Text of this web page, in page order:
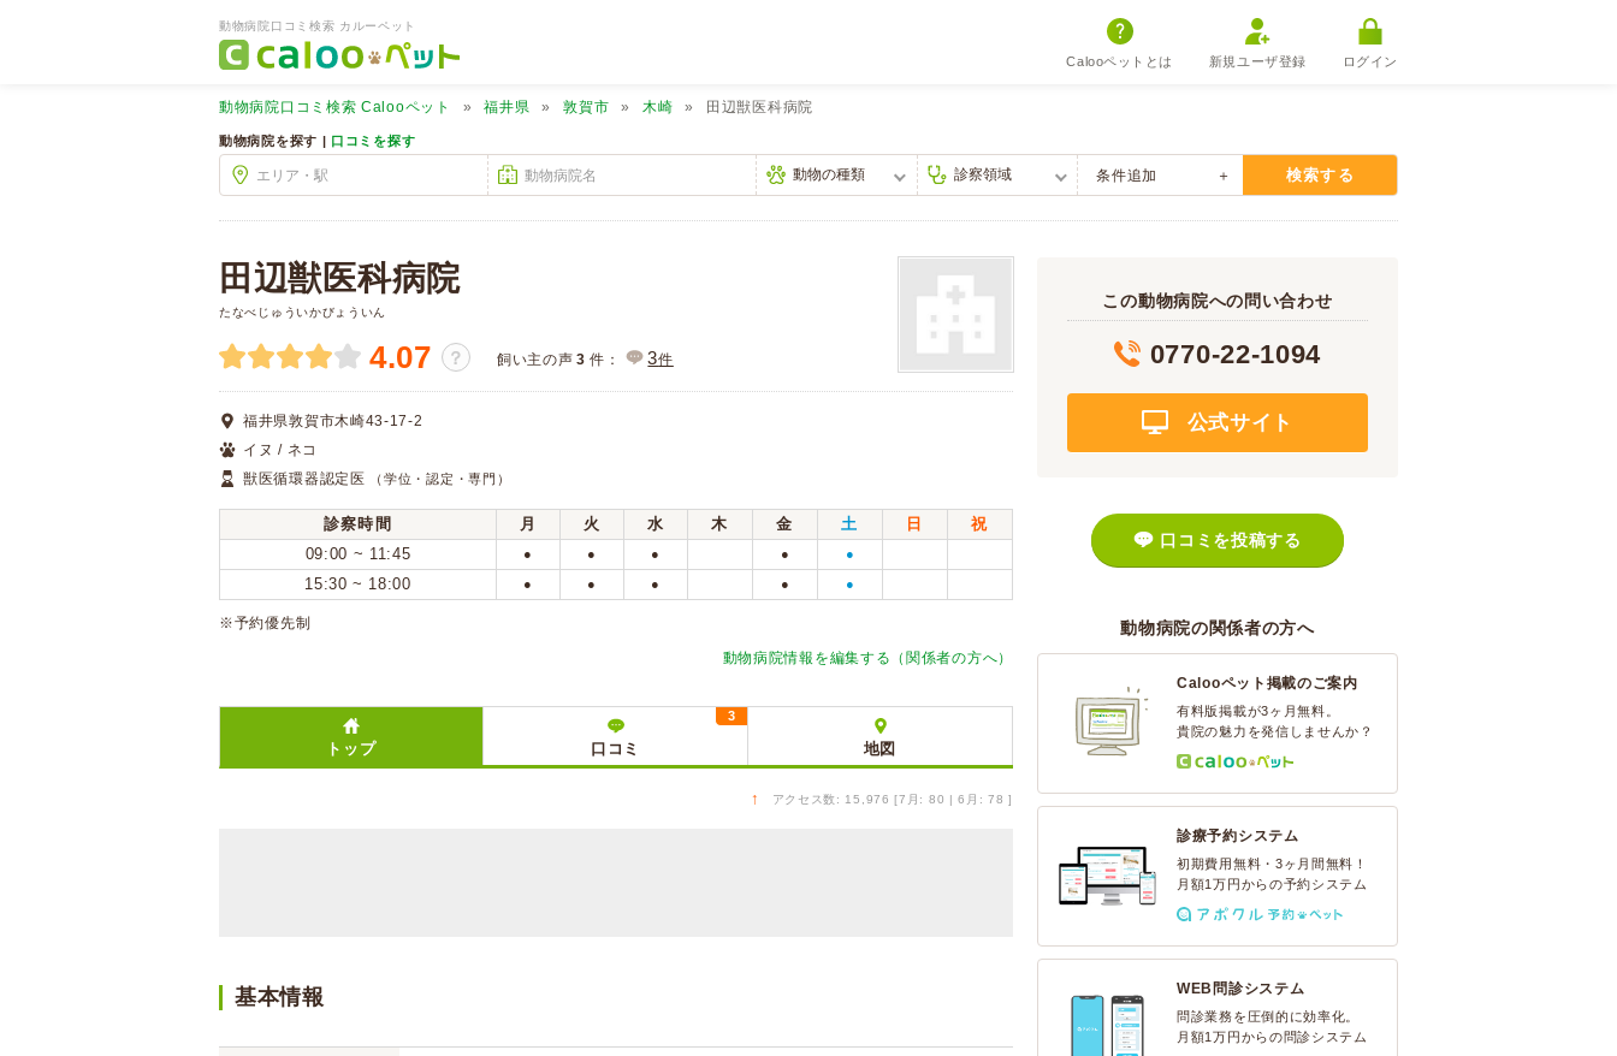
動物病院口コミ検索 カルーペット
Calooペットとは 新規ユーザ登録 ログイン
動物病院口コミ検索 Calooペット 福井県 敦賀市 木崎 田辺獣医科病院
動物病院を探す | 口コミを探す
条件追加 検索する
田辺獣医科病院
たなべじゅういかびょういん
4.07 ？ 飼い主の声 3 件： 3件
福井県敦賀市木崎43-17-2
イヌ / ネコ
獣医循環器認定医
（学位・認定・専門）
診察時間 月 火 水 木 金 土 日
祝
09:00 ~ 11:45
● ● ● ● ●
15:30 ~ 18:00 ● ● ● ● ●
※予約優先制
動物病院情報を編集する（関係者の方へ）
トップ 口コミ
3
地図
↑ アクセス数: 15,976 [7月: 80 | 6月: 78 ]
基本情報
この動物病院への問い合わせ
0770-22-1094
公式サイト
口コミを投稿する
動物病院の関係者の方へ
Calooペット掲載のご案内
有料版掲載が3ヶ月無料。
貴院の魅力を発信しませんか？
診療予約システム
初期費用無料・3ヶ月間無料！
月額1万円からの予約システム
WEB問診システム
問診業務を圧倒的に効率化。
月額1万円からの問診システム